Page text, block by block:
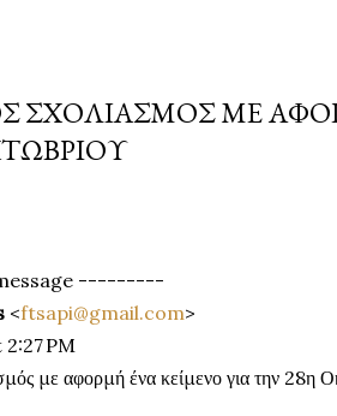
ΣΧΟΛΙΑΣΜΌΣ ΜΕ
---------
<ftsapi@gmail.com>
PM
με αφορμή ένα κείμενο για την 28η